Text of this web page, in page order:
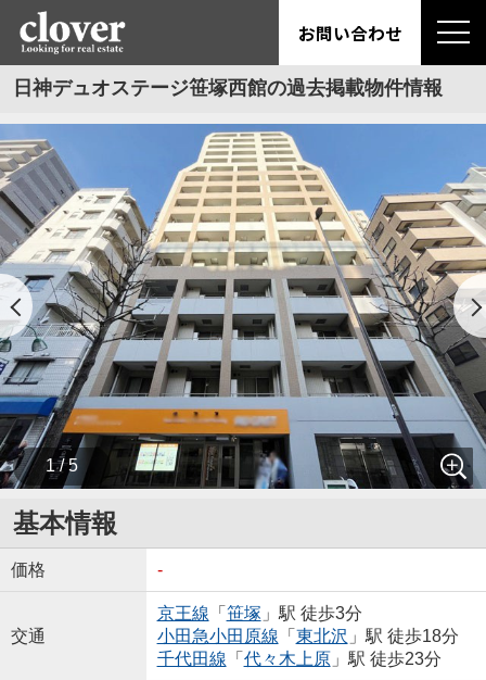
お問い合わせ
日神デュオステージ笹塚西館の過去掲載物件情報
1 / 5
基本情報
価格 -
交通
京王線 「 笹塚 」駅 徒歩3分
小田急小田原線 「 東北沢 」駅 徒歩18分
千代田線 「 代々木上原」駅 徒歩23分